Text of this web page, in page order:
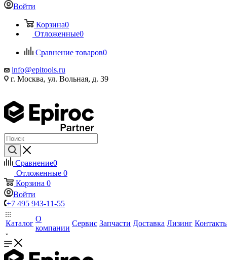
Войти
Корзина0
Отложенные0
Сравнение товаров0
info@epitools.ru
г. Москва, ул. Вольная, д. 39
Сравнение0
Отложенные 0
Корзина 0
Войти
+7 495 943-11-55
Каталог
О
компании
Сервис Запчасти Доставка Лизинг